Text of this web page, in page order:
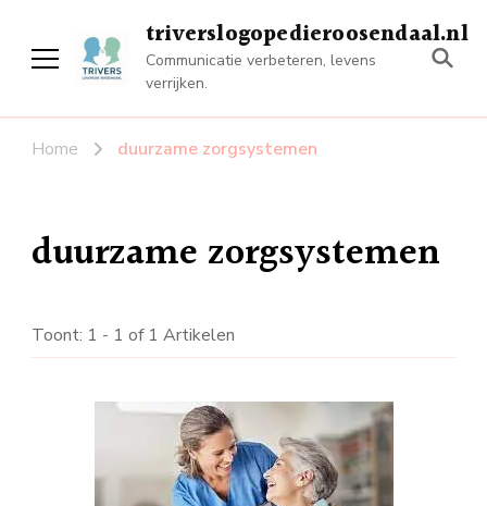
triverslogopedieroosendaal.nl
Communicatie verbeteren, levens
verrijken.
Home duurzame zorgsystemen
duurzame zorgsystemen
Toont: 1 - 1 of 1 Artikelen